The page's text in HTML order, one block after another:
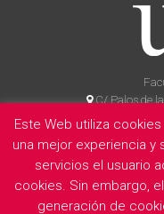
C/ Palos de
La Facultad
Este Web utiliza
una mejor experiencia y
servicios el usuario
cookies. Sin embargo,
generación de